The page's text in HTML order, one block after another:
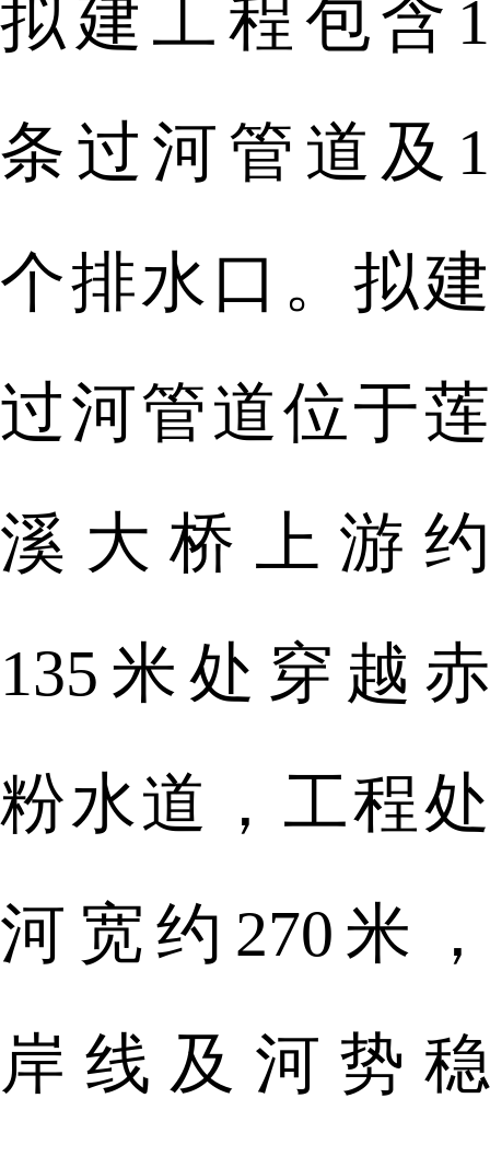
拟建工程包含1
条过河管道及1
个排水口。拟建
过河管道位于莲
溪大桥上游约
135米处穿越赤
粉水道，工程处
河宽约270米，
岸线及河势稳